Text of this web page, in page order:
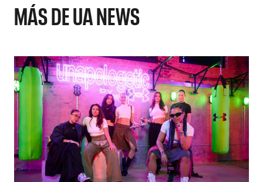
MÁS DE UA NEWS